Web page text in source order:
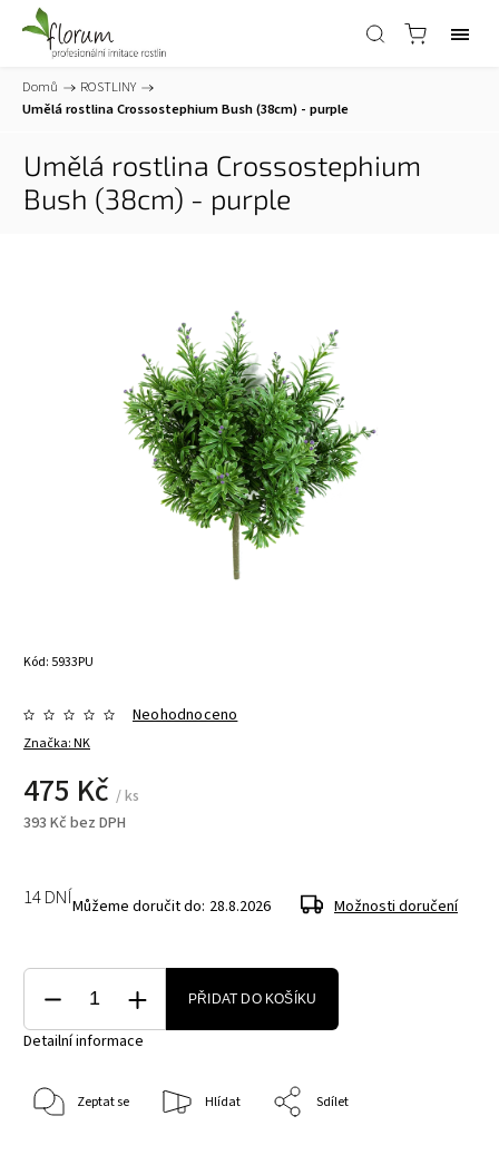
Domů / ROSTLINY /
Umělá rostlina Crossostephium Bush (38cm) - purple
Umělá rostlina Crossostephium
Bush (38cm) - purple
Kód: 5933PU
Značka:NK
Neohodnoceno
475 Kč / ks
393 Kč bez DPH
14 DNÍMůžeme doručit do: 28.8.2026 Možnosti doručení
PŘIDAT DO KOŠÍKU
Detailní informace
Zeptat se Hlídat Sdílet